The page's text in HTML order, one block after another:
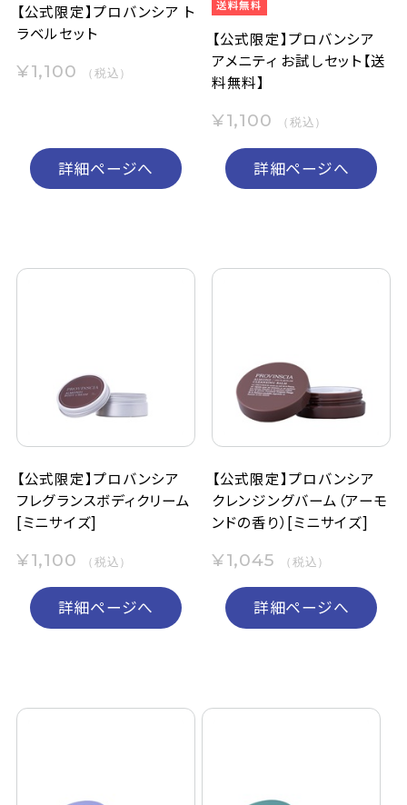
ペリカン石鹸について
ご利用案内
会員登録でお得
利用規約
【公式限定】プロバンシア ト
ラベルセット
¥1,100 （税込）
詳細ページへ
【公式限定】プロバンシア
アメニティ お試しセット【送
料無料】
¥1,100 （税込）
詳細ページへ
【公式限定】プロバンシア
フレグランスボディクリーム
[ミニサイズ]
¥1,100 （税込）
詳細ページへ
【公式限定】プロバンシア
クレンジングバーム（アーモ
ンドの香り）[ミニサイズ]
¥1,045 （税込）
詳細ページへ